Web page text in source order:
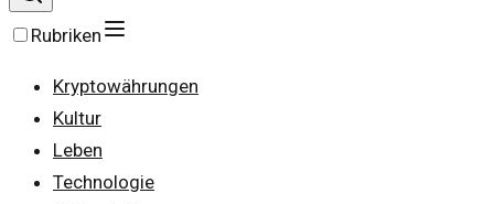
Rubriken
Kryptowährungen
Kultur
Leben
Technologie